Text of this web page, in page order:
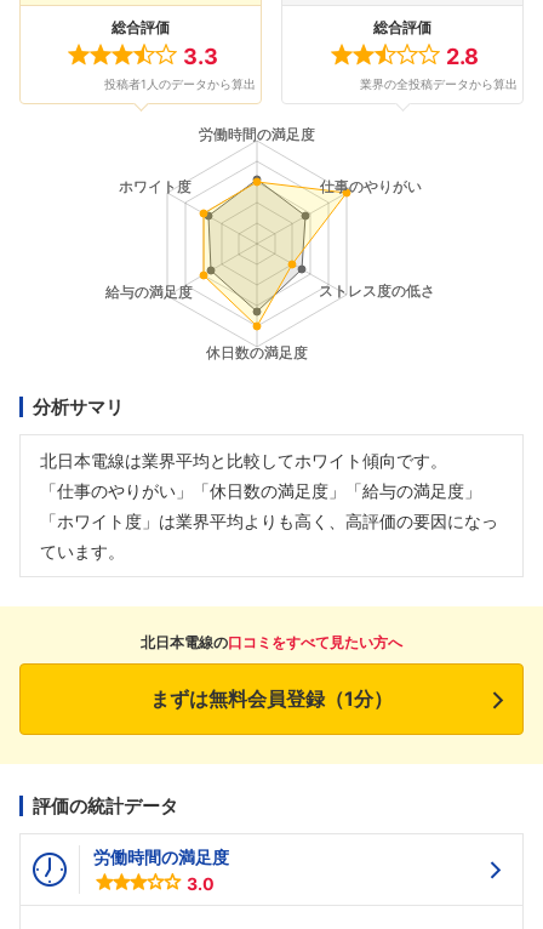
総合評価
3.3
投稿者1人のデータから算出
総合評価
2.8
業界の全投稿データから算出
分析サマリ
北日本電線は業界平均と比較してホワイト傾向です。
「仕事のやりがい」「休日数の満足度」「給与の満足度」
「ホワイト度」は業界平均よりも高く、高評価の要因になっ
ています。
北日本電線の口コミをすべて見たい方へ
まずは無料会員登録（1分）
評価の統計データ
労働時間の満足度
3.0